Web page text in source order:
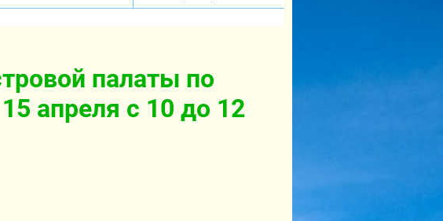
палаты по
апреля с 10 до 12